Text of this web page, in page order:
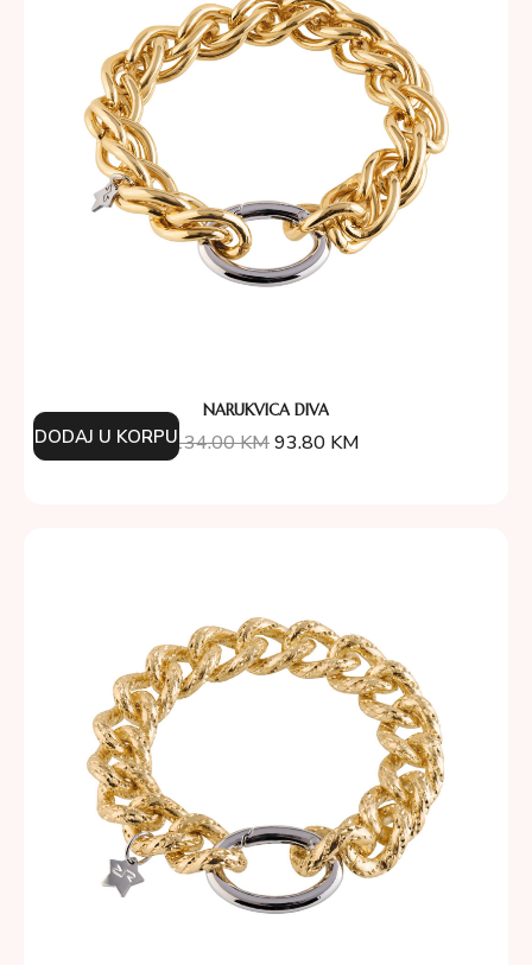
NARUKVICA DIVA
134.00KM93.80 KM
DODAJ U KORPU